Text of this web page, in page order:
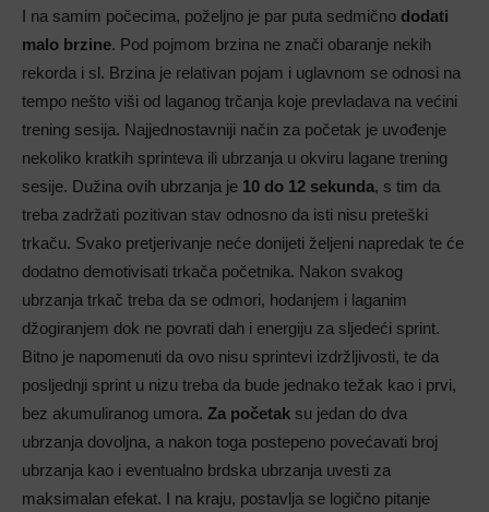
I na samim počecima, poželjno je par puta sedmično dodati
malo brzine. Pod pojmom brzina ne znači obaranje nekih
rekorda i sl. Brzina je relativan pojam i uglavnom se odnosi na
tempo nešto viši od laganog trčanja koje prevladava na većini
trening sesija. Najjednostavniji način za početak je uvođenje
nekoliko kratkih sprinteva ili ubrzanja u okviru lagane trening
sesije. Dužina ovih ubrzanja je 10 do 12 sekunda, s tim da
treba zadržati pozitivan stav odnosno da isti nisu preteški
trkaču. Svako pretjerivanje neće donijeti željeni napredak te će
dodatno demotivisati trkača početnika. Nakon svakog
ubrzanja trkač treba da se odmori, hodanjem i laganim
džogiranjem dok ne povrati dah i energiju za sljedeći sprint.
Bitno je napomenuti da ovo nisu sprintevi izdržljivosti, te da
posljednji sprint u nizu treba da bude jednako težak kao i prvi,
bez akumuliranog umora. Za početak su jedan do dva
ubrzanja dovoljna, a nakon toga postepeno povećavati broj
ubrzanja kao i eventualno brdska ubrzanja uvesti za
maksimalan efekat. I na kraju, postavlja se logično pitanje